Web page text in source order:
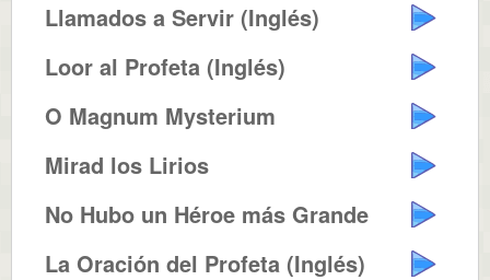
Llamados a Servir (Inglés)
Loor al Profeta (Inglés)
O Magnum Mysterium
Mirad los Lirios
No Hubo un Héroe más Grande
La Oración del Profeta (Inglés)